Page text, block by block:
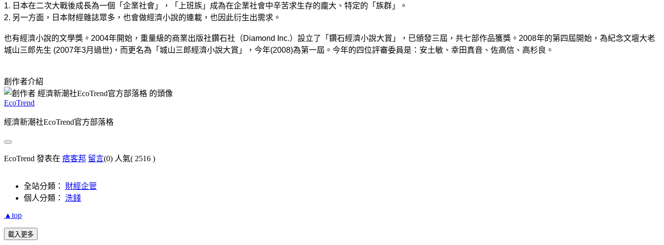
1. 日本在二次大戰後成長為一個「企業社會」，「上班族」成為在企業社會中辛苦求生存的龐大、特定的「族群」。
2. 另一方面，日本財經雜誌眾多，也會做經濟小說的連載，也因此衍生出需求。
也有經濟小說的文學獎。 2004年開始，重量級的商業出版社鑽石社（Diamond Inc.）設立了「鑽石經濟小說大賞」，已頒發三屆，共七部作品獲獎。 2008年的第四屆開始，為紀念文壇大老
城山三郎先生 (2007年3月過世) ，而更名為「城山三郎經濟小說大賞」，今年(2008)為第一屆。今年的四位評審委員是：安土敏、幸田真音、佐高信、高杉良。
創作者介紹
EcoTrend
經濟新潮社EcoTrend官方部落格
EcoTrend 發表在 痞客邦 留言(0) 人氣( 2516 )
全站分類： 財經企管
個人分類： 洗錢
▲top
載入更多